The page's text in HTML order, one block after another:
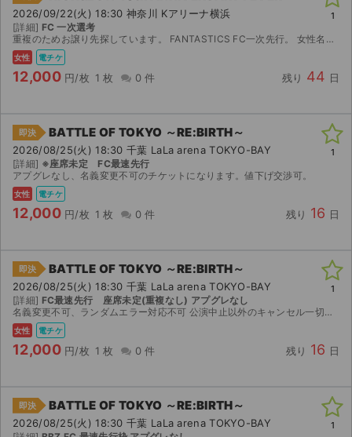
2026/09/22(火) 18:30 神奈川 Kアリーナ横浜
[詳細] FC 一次選考
重複のためお譲り先探しています。 FANTASTICS FC一次先行。 女性名義（名義変更不可）です。 チケット発券開始は公演3日前を予定しています。 ランダムエラーの対応と返金不可...
女性 電チケ
12,000 円/枚 1 枚 0 件 残り 44 日
1
即決 BATTLE OF TOKYO ～RE:BIRTH～
2026/08/25(火) 18:30 千葉 LaLa arena TOKYO-BAY
[詳細] ※座席未定 FC最速先行
アプグレなし、名義変更不可のチケットになります。値下げ交渉可。
女性 電チケ
12,000 円/枚 1 枚 0 件 残り 16 日
1
即決 BATTLE OF TOKYO ～RE:BIRTH～
2026/08/25(火) 18:30 千葉 LaLa arena TOKYO-BAY
[詳細] FC最速先行 座席未定(重複なし) アプグレなし
名義変更不可、ランダムエラー対応不可 公演中止以外のキャンセル一切不可
女性 電チケ
12,000 円/枚 1 枚 0 件 残り 16 日
1
即決 BATTLE OF TOKYO ～RE:BIRTH～
2026/08/25(火) 18:30 千葉 LaLa arena TOKYO-BAY 1